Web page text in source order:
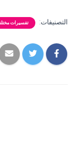
التصنيفات: تفسيرات